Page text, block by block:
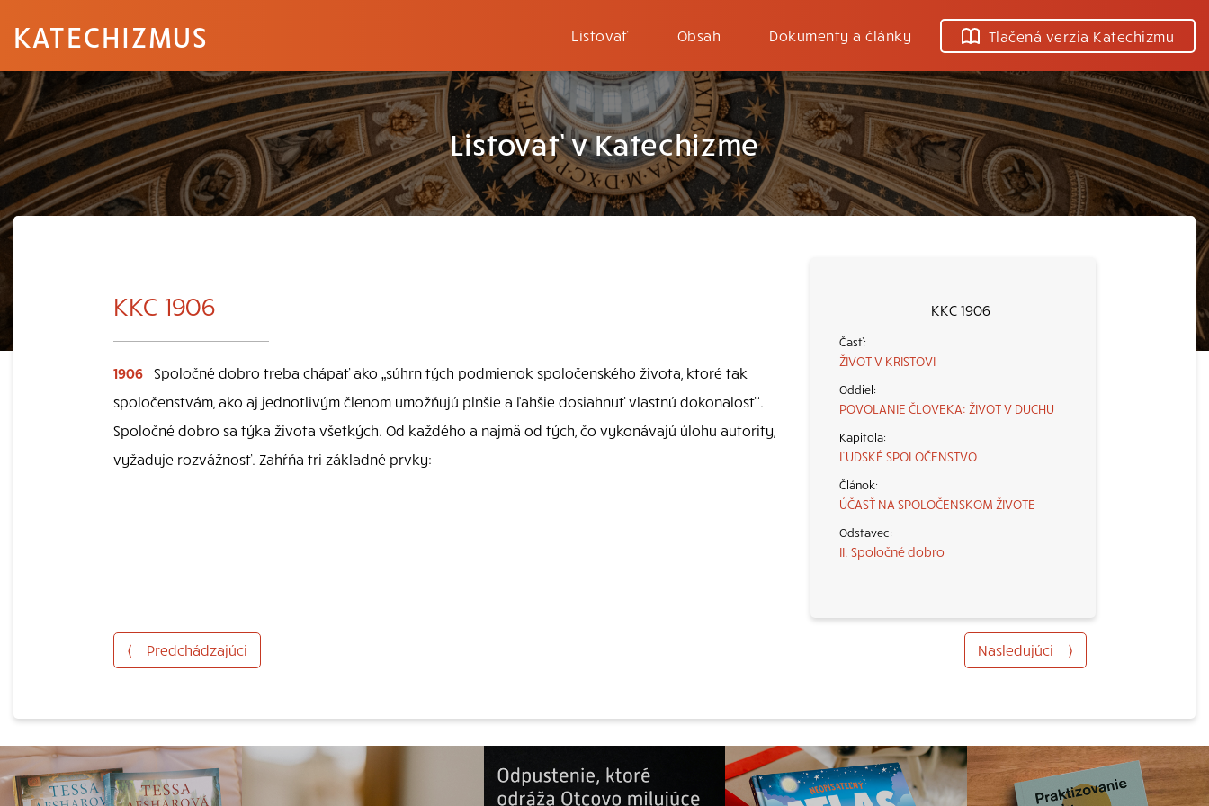
KATECHIZMUS Listovať Obsah Dokumenty a články Tlačená verzia Katechizmu
Listovať v Katechizme
KKC 1906
ŽIVOT V KRISTOVI
POVOLANIE ČLOVEKA: ŽIVOT V DUCHU
ĽUDSKÉ SPOLOČENSTVO
ÚČASŤ NA SPOLOČENSKOM ŽIVOTE
II. Spoločné dobro
KKC 1906
1906 Spoločné dobro treba chápať ako „súhrn tých podmienok spoločenského života, ktoré tak
spoločenstvám, ako aj jednotlivým členom umožňujú plnšie a ľahšie dosiahnuť vlastnú dokonalosť“.
Spoločné dobro sa týka života všetkých. Od každého a najmä od tých, čo vykonávajú úlohu autority,
vyžaduje rozvážnosť. Zahŕňa tri základné prvky:
⟨ Predchádzajúci Nasledujúci ⟩